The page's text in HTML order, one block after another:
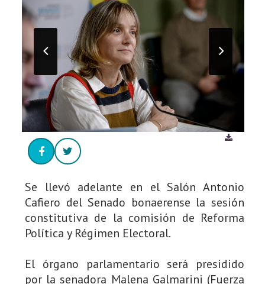
Se llevó adelante en el Salón Antonio
Cafiero del Senado bonaerense la sesión
constitutiva de la comisión de Reforma
Política y Régimen Electoral.
El órgano parlamentario será presidido
por la senadora Malena Galmarini (Fuerza